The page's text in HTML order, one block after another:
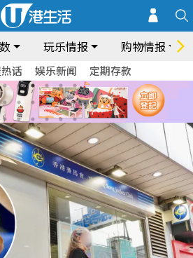
玩乐情报 购物情报
话 娱乐新闻 定期存款